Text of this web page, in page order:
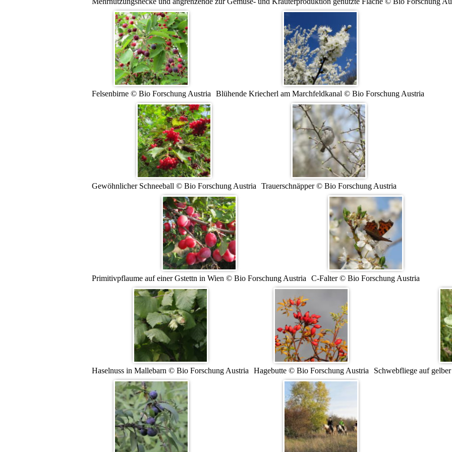
Felsenbirne © Bio Forschung Austria Blühende Kriecherl am Marchfeldkanal © Bio Forschung Austria
Gewöhnlicher Schneeball © Bio Forschung Austria Trauerschnäpper © Bio Forschung Austria
Primitivpflaume auf einer Gstettn in Wien © Bio Forschung Austria C-Falter © Bio Forschung Austria
Haselnuss in Mallebarn © Bio Forschung Austria Hagebutte © Bio Forschung Austria Schwebfliege auf